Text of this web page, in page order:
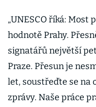
„UNESCO říká: Most
hodnotě Prahy.
signatářů největší
Praze. Přesun je
let, soustřeďte se na
zprávy. Naše práce